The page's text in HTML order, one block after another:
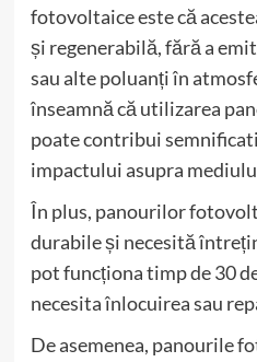
fotovoltaice este că
și regenerabilă, fără a
sau alte poluanți în
înseamnă că utilizarea
poate contribui
impactului asupra
În plus, panourilor
durabile și necesită
pot funcționa timp de 30
necesita înlocuirea sau
De asemenea, panourile